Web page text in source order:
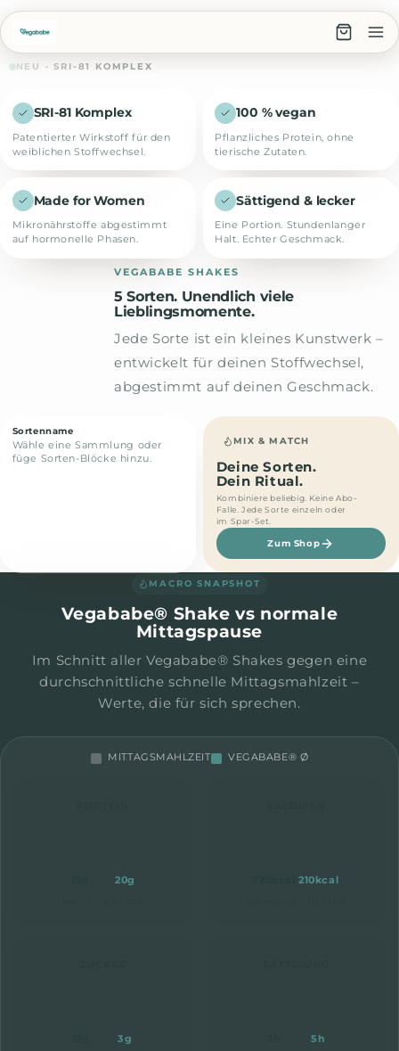
Direkt zum Inhalt
V C Y
Erdbeere
Cheesecake
NEU · SRI-81 KOMPLEX
Dein Stoffwechsel.
Neu programmiert.
Vegababe Shakes mit dem patentierten
SRI-81 Komplex – entwickelt für den
weiblichen Stoffwechsel. Sättigend,
vegan, ohne Verzicht.
Shake entdecken Community beitreten
4.9★ Bewertung100%vegan & clean
28 KCAL · 21G PROTEIN
SRI-81 Komplex
Patentierter Wirkstoff für den
weiblichen Stoffwechsel.
100 % vegan
Pflanzliches Protein, ohne
tierische Zutaten.
Made for Women
Mikronährstoffe abgestimmt
auf hormonelle Phasen.
Sättigend & lecker
Eine Portion. Stundenlanger
Halt. Echter Geschmack.
VEGABABE SHAKES
5 Sorten. Unendlich viele
Lieblingsmomente.
Jede Sorte ist ein kleines Kunstwerk –
entwickelt für deinen Stoffwechsel,
abgestimmt auf deinen Geschmack.
Sortenname
Wähle eine Sammlung oder
füge Sorten-Blöcke hinzu.
MIX & MATCH
Deine Sorten.
Dein Ritual.
Kombiniere beliebig. Keine Abo-
Falle. Jede Sorte einzeln oder
im Spar-Set.
Zum Shop
MACRO SNAPSHOT
Vegababe® Shake vs normale
Mittagspause
Im Schnitt aller Vegababe® Shakes gegen eine
durchschnittliche schnelle Mittagsmahlzeit –
Werte, die für sich sprechen.
MITTAGSMAHLZEIT VEGABABE® Ø
20g 210kcal
3g 5 h